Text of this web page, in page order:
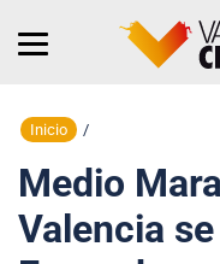
Inicio /
Medio
Valencia